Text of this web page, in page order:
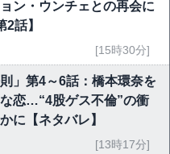
ン・ウンチェとの再会に
2話】
[15時30分]
」第4～6話：橋本環奈を
恋…“4股ゲス不倫”の衝
に【ネタバレ】
[13時17分]